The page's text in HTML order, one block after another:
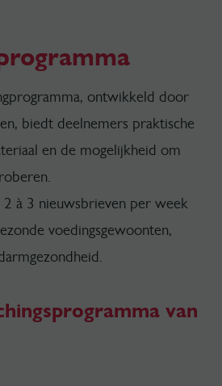
ontwikkeld door
biedt deelnemers praktische
en de mogelijkheid om
2 à 3 nieuwsbrieven per week
voedingsgewoonten,
van